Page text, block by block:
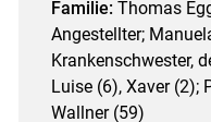
Familie: Thomas
Angestellter;
Krankenschwester,
Luise (6), Xaver (2);
Wallner (59)